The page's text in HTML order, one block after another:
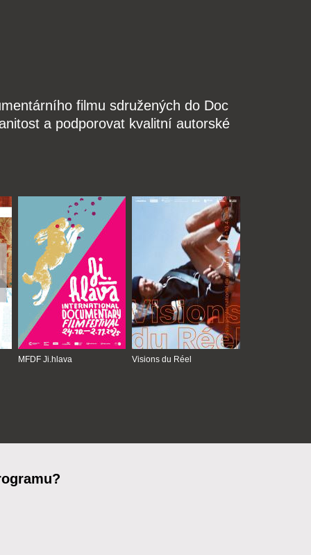
filmu sdružených do Doc
a podporovat kvalitní autorské
MFDF Ji.hlava Visions du Réel